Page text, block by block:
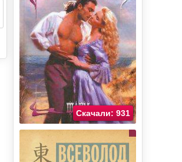
Скачали: 931